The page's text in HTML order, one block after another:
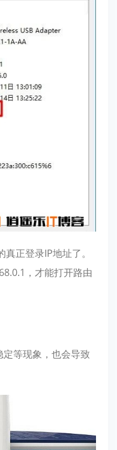
正登录IP地址了。
，才能打开路由
等现象，也会导致